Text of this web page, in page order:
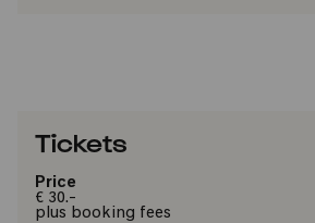
Tickets
Price
€ 30.-
plus booking fees